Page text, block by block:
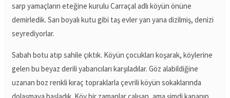
sarp yamaçların eteğine kurulu Carraçal adlı köyün önüne
demirledik. Sarı boyalı kutu gibi taş evler yan yana dizilmiş, denizi
seyrediyorlar.
Sabah botu atıp sahile çıktık. Köyün çocukları koşarak, köylerine
gelen bu beyaz derili yabancıları karşıladılar. Göz alabildiğine
uzanan boz renkli kıraç topraklarla çevrili köyün sokaklarında